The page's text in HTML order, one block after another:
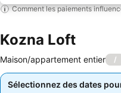
Comment les paiements
Kozna Loft
Maison/appartement entier /
Sélectionnez des dates
Sélectionnez des dates